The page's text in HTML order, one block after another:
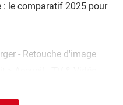
: le comparatif 2025 pour
- Retouche d'image